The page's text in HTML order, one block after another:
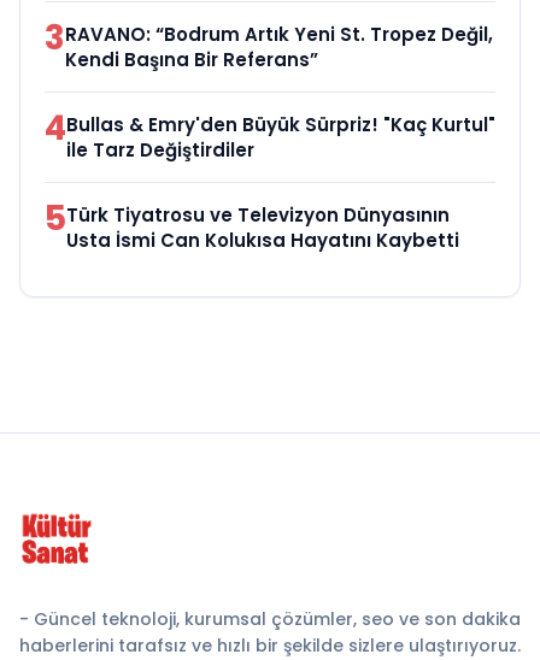
3RAVANO: “Bodrum Artık Yeni St. Tropez Değil,
Kendi Başına Bir Referans”
4Bullas & Emry'den Büyük Sürpriz! "Kaç Kurtul"
ile Tarz Değiştirdiler
5Türk Tiyatrosu ve Televizyon Dünyasının
Usta İsmi Can Kolukısa Hayatını Kaybetti
- Güncel teknoloji, kurumsal çözümler, seo ve son dakika
haberlerini tarafsız ve hızlı bir şekilde sizlere ulaştırıyoruz.